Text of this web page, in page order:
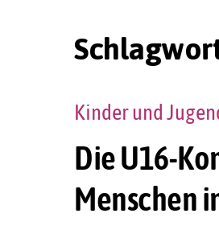
Die U16-
Menschen
Kinder und